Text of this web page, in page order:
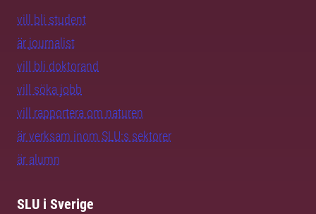
vill bli student
är journalist
vill bli doktorand
vill söka jobb
vill rapportera om naturen
är verksam inom SLU:s sektorer
är alumn
SLU i Sverige